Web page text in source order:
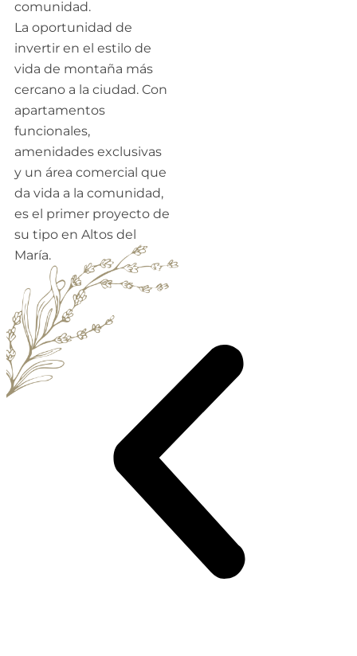
comunidad.
La oportunidad de
invertir en el estilo de
vida de montaña más
cercano a la ciudad. Con
apartamentos
funcionales,
amenidades exclusivas
y un área comercial que
da vida a la comunidad,
es el primer proyecto de
su tipo en Altos del
María.